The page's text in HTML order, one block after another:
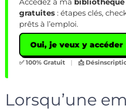
gratuites : étapes clés,
prêts à l’emploi.
Oui, je veux y accéder
✅ 100% Gratuit | 📩
Lorsqu’une